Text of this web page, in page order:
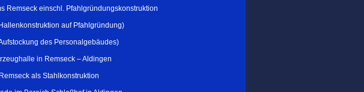
Remseck einschl. Pfahlgründungskonstruktion
auf Pfahlgründung)
des Personalgebäudes)
in Remseck – Aldingen
als Stahlkonstruktion